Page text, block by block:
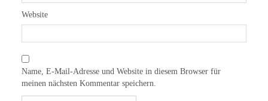
Website
Name, E-Mail-Adresse und Website in diesem Browser für
meinen nächsten Kommentar speichern.